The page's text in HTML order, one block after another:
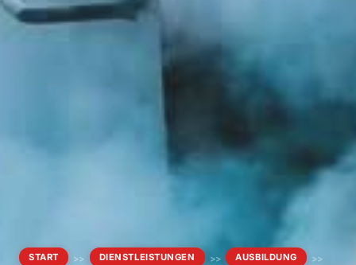
START >> DIENSTLEISTUNGEN >> AUSBILDUNG
>>